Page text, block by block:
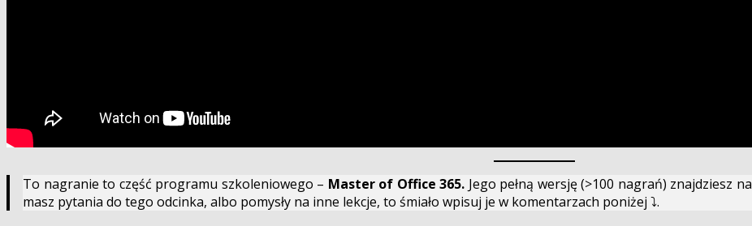
To nagranie to część programu szkoleniowego – Master of Office 365. Jego pełną wersję (>100 nagrań) znajdziesz na
masz pytania do tego odcinka, albo pomysły na inne lekcje, to śmiało wpisuj je w komentarzach poniżej ⤵️.